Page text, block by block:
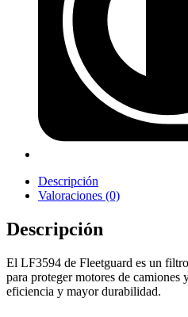
Descripción
Valoraciones (0)
Descripción
El LF3594 de Fleetguard es un
para proteger motores de camiones
eficiencia y mayor durabilidad.